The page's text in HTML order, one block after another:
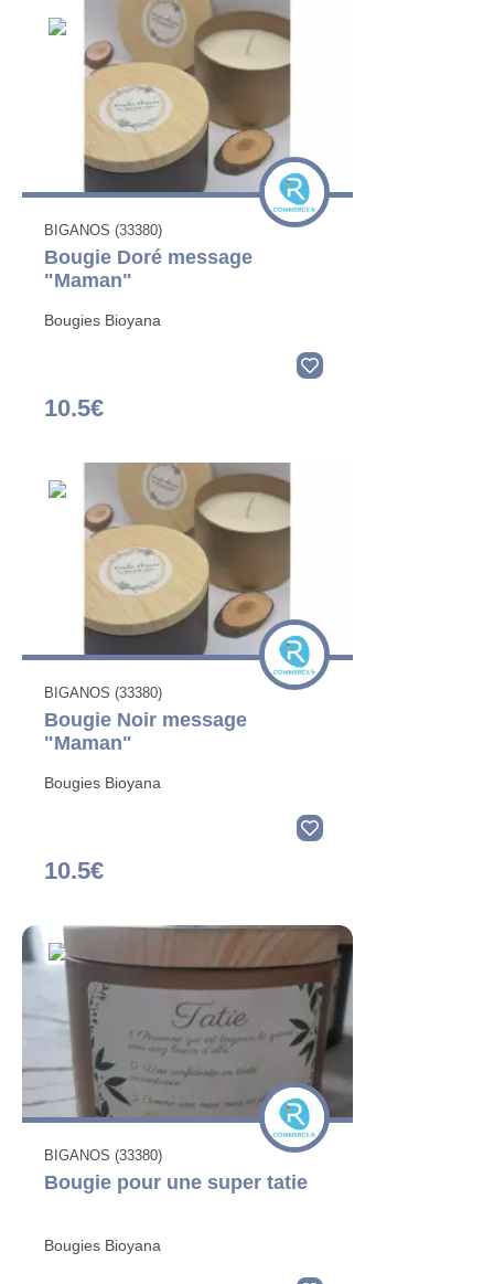
BIGANOS (33380)
Bougie Doré message
"Maman"
Bougies Bioyana
10.5€
BIGANOS (33380)
Bougie Noir message
"Maman"
Bougies Bioyana
10.5€
BIGANOS (33380)
Bougie pour une super tatie
Bougies Bioyana